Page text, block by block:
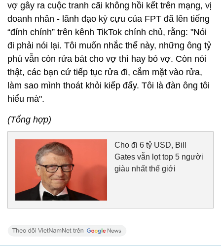
vợ gây ra cuộc tranh cãi không hồi kết trên mạng, vị
doanh nhân - lãnh đạo kỳ cựu của FPT đã lên tiếng
“đính chính” trên kênh TikTok chính chủ, rằng: "Nói
đi phải nói lại. Tôi muốn nhắc thế này, những ông tỷ
phú vẫn còn rửa bát cho vợ thì hay bỏ vợ. Còn nói
thật, các bạn cứ tiếp tục rửa đi, cắm mặt vào rửa,
làm sao mình thoát khỏi kiếp đấy. Tôi là đàn ông tôi
hiểu mà".
(Tổng hợp)
Cho đi 6 tỷ USD, Bill
Gates vẫn lọt top 5 người
giàu nhất thế giới